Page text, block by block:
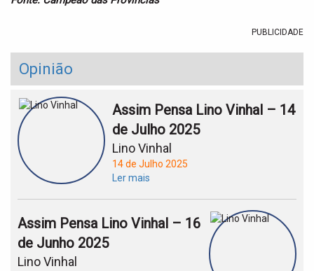
PUBLICIDADE
Opinião
Assim Pensa Lino Vinhal – 14
de Julho 2025
Lino Vinhal
14 de Julho 2025
Ler mais
Assim Pensa Lino Vinhal – 16
de Junho 2025
Lino Vinhal